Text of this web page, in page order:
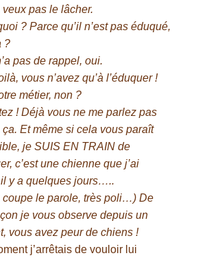
veux pas le lâcher.
? Parce qu’il n’est pas éduqué,
?
pas de rappel, oui.
vous n’avez qu’à l’éduquer !
métier, non ?
! Déjà vous ne me parlez pas
ça. Et même si cela vous paraît
je SUIS EN TRAIN de
c’est une chienne que j’ai
y a quelques jours…..
coupe le parole, très poli…) De
je vous observe depuis un
vous avez peur de chiens !
j’arrêtais de vouloir lui